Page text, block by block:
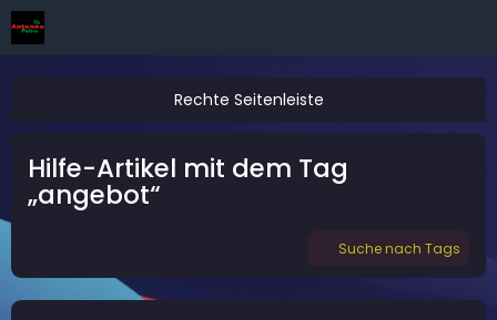
Hilfe-Artikel mit dem Tag
„angebot“
Suche nach Tags